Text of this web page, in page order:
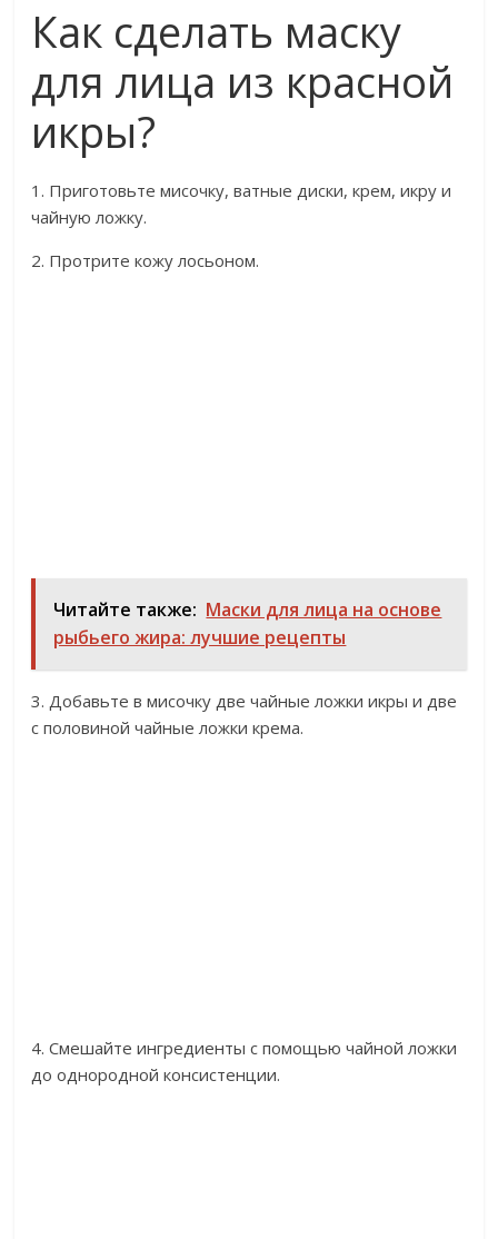
Как сделать маску
для лица из красной
икры?
1. Приготовьте мисочку, ватные диски, крем, икру и
чайную ложку.
2. Протрите кожу лосьоном.
Читайте также: Маски для лица на основе
рыбьего жира: лучшие рецепты
3. Добавьте в мисочку две чайные ложки икры и две
с половиной чайные ложки крема.
4. Смешайте ингредиенты с помощью чайной ложки
до однородной консистенции.